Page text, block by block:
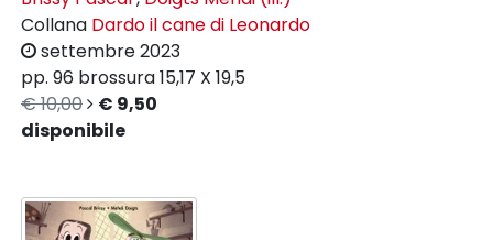
Collana Dardo il cane di Leonardo
settembre 2023
pp. 96 brossura15,17 X 19,5
€ 10,00
€ 9,50
disponibile